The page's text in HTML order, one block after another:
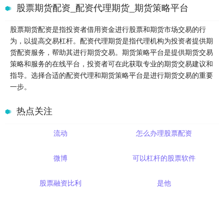
股票期货配资_配资代理期货_期货策略平台
股票期货配资是指投资者借用资金进行股票和期货市场交易的行
为，以提高交易杠杆。配资代理期货是指代理机构为投资者提供期
货配资服务，帮助其进行期货交易。期货策略平台是提供期货交易
策略和服务的在线平台，投资者可在此获取专业的期货交易建议和
指导。选择合适的配资代理和期货策略平台是进行期货交易的重要
一步。
热点关注
流动 怎么办理股票配资
微博 可以杠杆的股票软件
股票融资比利 是他